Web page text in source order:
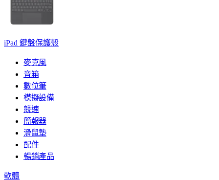
iPad 鍵盤保護殼
麥克風
音箱
數位筆
模擬設備
競速
簡報器
滑鼠墊
配件
暢銷產品
軟體